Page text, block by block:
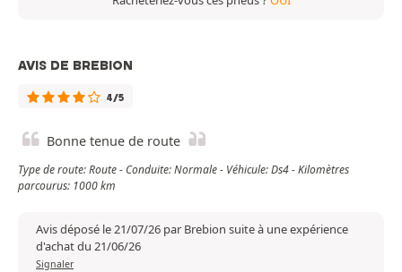
AVIS DE BREBION
4/5
Bonne tenue de route
Type de route: Route - Conduite: Normale - Véhicule: Ds4 - Kilomètres
parcourus: 1000 km
Avis déposé le 21/07/26 par Brebion suite à une expérience
d'achat du 21/06/26
Signaler